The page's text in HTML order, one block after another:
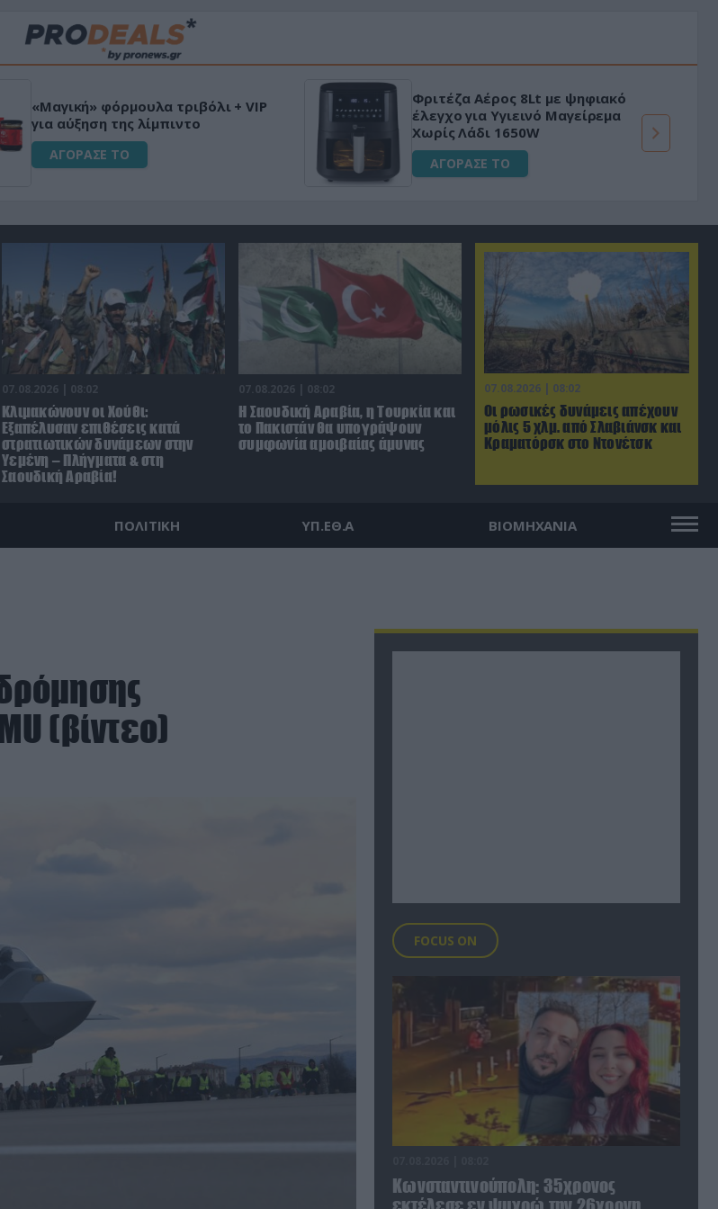
Μεταμόρφωσε τον κήπο σου με το
Ultra Box Μίνι Αλυσοπρίονο με
μπαταρία λιθίου
ΑΓΟΡΑΣΕ ΤΟ
«Μαγική» φόρμουλα τριβόλι + VIP
για αύξηση της λίμπιντο
ΑΓΟΡΑΣΕ ΤΟ
07.08.2026 | 08:02
Οι ρωσικές δυνάμεις απέχουν
μόλις 5 χλμ. από Σλαβιάνσκ και
Κραματόρσκ στο Ντονέτσκ
07.08.2026 | 08:02
Κλιμακώνουν οι Χούθι:
Eξαπέλυσαν επιθέσεις κατά
στρατιωτικών δυνάμεων στην
Υεμένη – Πλήγματα & στη
Σαουδική Αραβία!
07.08.2026 | 08:02
Η Σαουδική Αραβία, η Τουρκία και
το Πακιστάν θα υπογράψουν
συμφωνία αμοιβαίας άμυνας
ΠΟΛΙΤΙΚΗ ΥΠ.ΕΘ.Α ΒΙΟΜΗΧΑΝΙΑ
(βίντεο)
FOCUS ON
Κωνσταντινούπολη: 35χρονος